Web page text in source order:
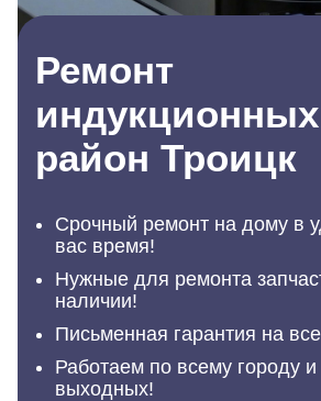
Ремонт
район Троицк
Срочный ремонт на дому в
вас время!
Нужные для ремонта
наличии!
Письменная гарантия на
Работаем по всему городу и
выходных!